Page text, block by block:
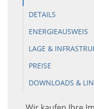
DETAILS
ENERGIEAUSWEIS
LAGE &
PREISE
DOWNLOADS &